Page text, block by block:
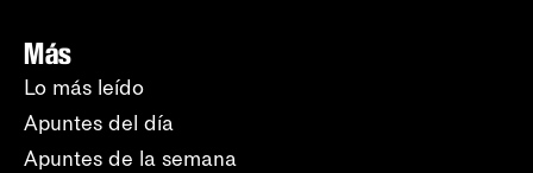
Más
Lo más leído
Apuntes del día
Apuntes de la semana